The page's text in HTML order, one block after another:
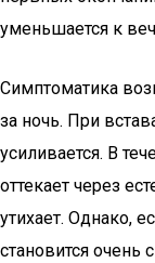
уменьшается к
Симптоматика
за ночь. При
усиливается. В
оттекает через
утихает. Однако,
становится очень